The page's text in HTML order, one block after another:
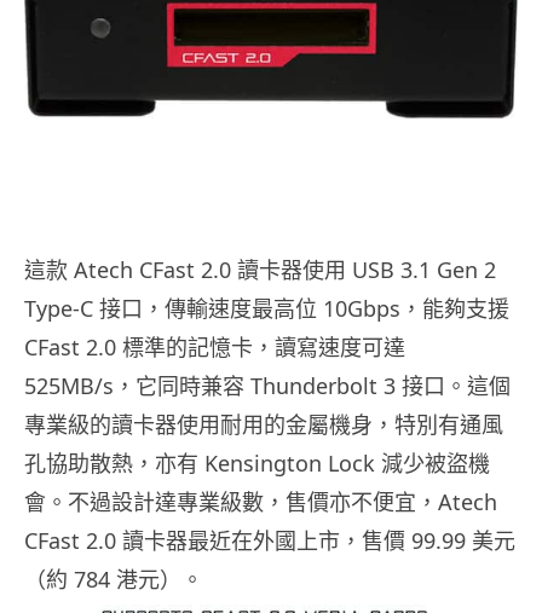
這款 Atech CFast 2.0 讀卡器使用 USB 3.1 Gen 2
Type-C 接口，傳輸速度最高位 10Gbps，能夠支援
CFast 2.0 標準的記憶卡，讀寫速度可達
525MB/s，它同時兼容 Thunderbolt 3 接口。這個
專業級的讀卡器使用耐用的金屬機身，特別有通風
孔協助散熱，亦有 Kensington Lock 減少被盜機
會。不過設計達專業級數，售價亦不便宜，Atech
CFast 2.0 讀卡器最近在外國上市，售價 99.99 美元
（約 784 港元）。